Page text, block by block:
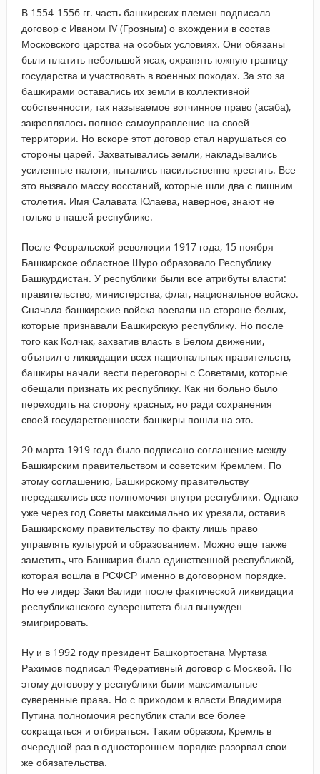
В 1554-1556 гг. часть башкирских племен подписала
договор с Иваном IV (Грозным) о вхождении в состав
Московского царства на особых условиях. Они обязаны
были платить небольшой ясак, охранять южную границу
государства и участвовать в военных походах. За это за
башкирами оставались их земли в коллективной
собственности, так называемое вотчинное право (асаба),
закреплялось полное самоуправление на своей
территории. Но вскоре этот договор стал нарушаться со
стороны царей. Захватывались земли, накладывались
усиленные налоги, пытались насильственно крестить. Все
это вызвало массу восстаний, которые шли два с лишним
столетия. Имя Салавата Юлаева, наверное, знают не
только в нашей республике.
После Февральской революции 1917 года, 15 ноября
Башкирское областное Шуро образовало Республику
Башкурдистан. У республики были все атрибуты власти:
правительство, министерства, флаг, национальное войско.
Сначала башкирские войска воевали на стороне белых,
которые признавали Башкирскую республику. Но после
того как Колчак, захватив власть в Белом движении,
объявил о ликвидации всех национальных правительств,
башкиры начали вести переговоры с Советами, которые
обещали признать их республику. Как ни больно было
переходить на сторону красных, но ради сохранения
своей государственности башкиры пошли на это.
20 марта 1919 года было подписано соглашение между
Башкирским правительством и советским Кремлем. По
этому соглашению, Башкирскому правительству
передавались все полномочия внутри республики. Однако
уже через год Советы максимально их урезали, оставив
Башкирскому правительству по факту лишь право
управлять культурой и образованием. Можно еще также
заметить, что Башкирия была единственной республикой,
которая вошла в РСФСР именно в договорном порядке.
Но ее лидер Заки Валиди после фактической ликвидации
республиканского суверенитета был вынужден
эмигрировать.
Ну и в 1992 году президент Башкортостана Муртаза
Рахимов подписал Федеративный договор с Москвой. По
этому договору у республики были максимальные
суверенные права. Но с приходом к власти Владимира
Путина полномочия республик стали все более
сокращаться и отбираться. Таким образом, Кремль в
очередной раз в одностороннем порядке разорвал свои
же обязательства.